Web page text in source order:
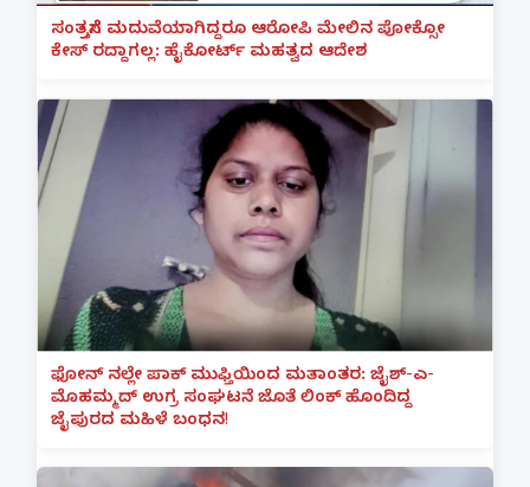
ಸಂತ್ರಸ್ತೆಗೆ ಮದುವೆಯಾಗಿದ್ದರೂ ಆರೋಪಿ ಮೇಲಿನ ಪೋಕ್ಸೋ
ಕೇಸ್ ರದ್ದಾಗಲ್ಲ: ಹೈಕೋರ್ಟ್ ಮಹತ್ವದ ಆದೇಶ
ಫೋನ್ ನಲ್ಲೇ ಪಾಕ್ ಮುಫ್ತಿಯಿಂದ ಮತಾಂತರ: ಜೈಶ್-ಎ-
ಮೊಹಮ್ಮದ್ ಉಗ್ರ ಸಂಘಟನೆ ಜೊತೆ ಲಿಂಕ್ ಹೊಂದಿದ್ದ
ಜೈಪುರದ ಮಹಿಳೆ ಬಂಧನ!